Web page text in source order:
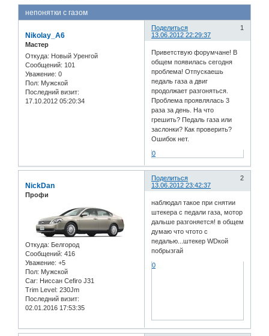
непонятки с газом
Поделиться
1
13.06.2012 22:29:37
Nikolay_A6
Мастер
Откуда: Новый Уренгой
Сообщений: 101
Уважение: 0
Пол: Мужской
Последний визит:
17.10.2012 05:20:34
Приветствую форумчане! В
общем появилась сегодня
проблема! Отпускаешь
педаль газа а двиг
продолжает разгоняться.
Проблема проявлялась 3
раза за день. На что
грешить? Педаль газа или
заслонки? Как проверить?
Ошибок нет.
0
Поделиться
2
13.06.2012 23:42:37
NickDan
Профи
Откуда: Белгород
Сообщений: 416
Уважение: +5
Пол: Мужской
Car: Ниссан Cefiro J31
Trim Level: 230Jm
Последний визит:
02.01.2016 17:53:35
наблюдал такое при снятии
штекера с педали газа, мотор
дальше разгоняется! в общем
думаю что чтото с
педалью...штекер WDкой
побрызгай
0